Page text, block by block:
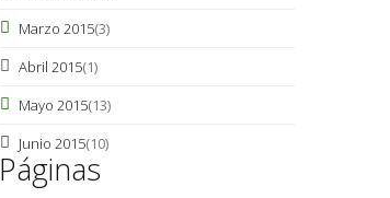
Marzo 2015(3)
Abril 2015(1)
Mayo 2015(13)
Junio 2015(10)
Páginas